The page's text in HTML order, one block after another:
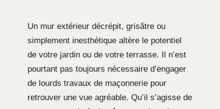
Un mur extérieur décrépit, grisâtre ou
simplement inesthétique altère le potentiel
de votre jardin ou de votre terrasse. Il n’est
pourtant pas toujours nécessaire d’engager
de lourds travaux de maçonnerie pour
retrouver une vue agréable. Qu’il s’agisse de